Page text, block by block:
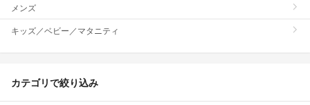
メンズ
キッズ／ベビー／マタニティ
カテゴリで絞り込み